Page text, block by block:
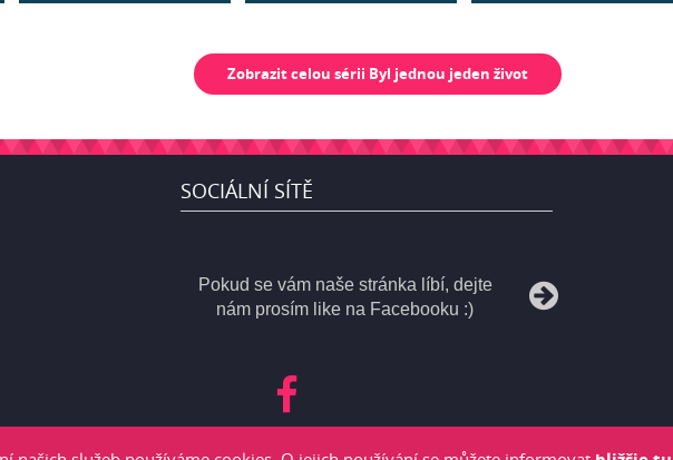
Zobrazit celou sérii Byl jednou jeden život
SOCIÁLNÍ SÍTĚ
Pokud se vám naše stránka líbí, dejte
nám prosím like na Facebooku :)